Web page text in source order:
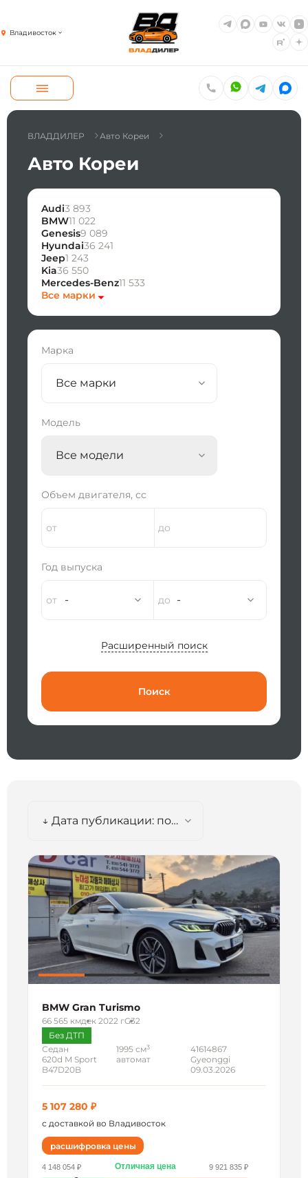
Владивосток
ВЛАДДИЛЕР Авто Кореи
Авто Кореи
Audi3 893
BMW11 022
Genesis9 089
Hyundai36 241
Jeep1 243
Kia36 550
Mercedes-Benz11 533
Все марки
Марка
Все марки
Модель
Все модели
Объем двигателя, сс
Год выпуска
- -
Расширенный поиск
Поиск
↓ Дата публикации: по убыванию
BMW Gran Turismo
66 565 кмдек 2022 гG32
Без ДТП
Седан
620d M Sport
B47D20B
1995 см3
автомат
41614867
Gyeonggi
09.03.2026
5 107 280 ₽
с доставкой во Владивосток
расшифровка цены
4 148 054 ₽ Отличная цена 9 921 835 ₽